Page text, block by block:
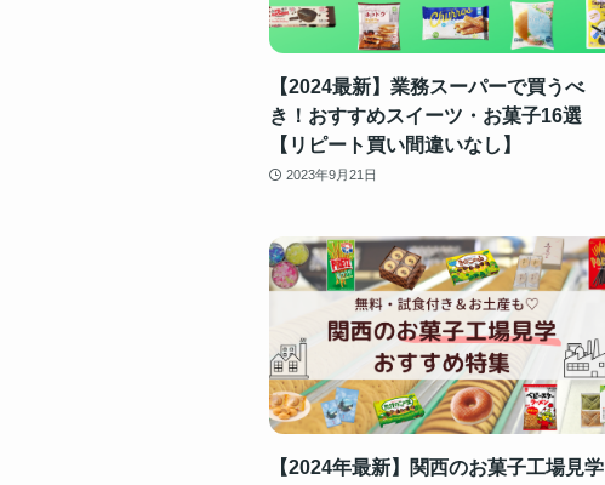
【2024最新】業務スーパーで買うべ
き！おすすめスイーツ・お菓子16選
【リピート買い間違いなし】
2023年9月21日
【2024年最新】関西のお菓子工場見学